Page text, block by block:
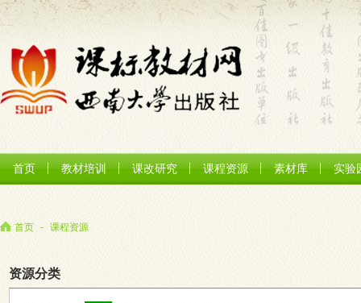
首页 教材培训 课改研究 课程资源 素材库 实验
首页 - 课程资源
资源分类